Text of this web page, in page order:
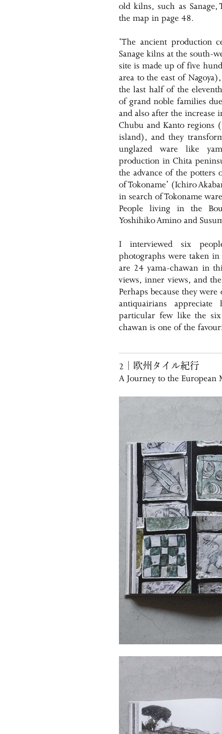
old kilns, such as Sanage,
the map in page 48.
‘The ancient production
Sanage kilns at the south-
site is made up of five
area to the east of
the last half of the
of grand noble families
and also after the increase
Chubu and Kanto regions
island), and they
unglazed ware like
production in Chita
the advance of the potters
of Tokoname’ (Ichiro
in search of Tokoname
People living in the
Yoshihiko Amino and
I interviewed six
photographs were taken
are 24 yama-chawan in
views, inner views, and
Perhaps because they
antiquairians
particular few like the
chawan is one of the
2｜欧州タイル紀行
A Journey to the European